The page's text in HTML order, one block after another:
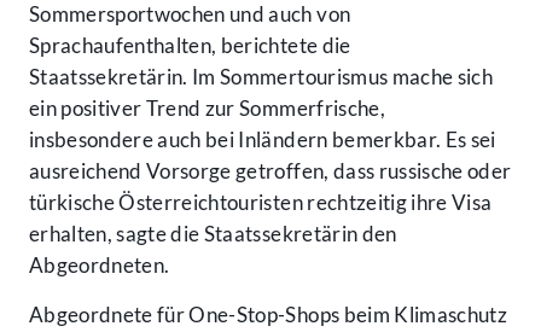
Sommersportwochen und auch von
Sprachaufenthalten, berichtete die
Staatssekretärin. Im Sommertourismus mache sich
ein positiver Trend zur Sommerfrische,
insbesondere auch bei Inländern bemerkbar. Es sei
ausreichend Vorsorge getroffen, dass russische oder
türkische Österreichtouristen rechtzeitig ihre Visa
erhalten, sagte die Staatssekretärin den
Abgeordneten.
Abgeordnete für One-Stop-Shops beim Klimaschutz